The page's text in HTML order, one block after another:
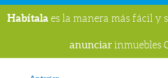
Habítala es la manera más fácil y
anunciar inmuebles
Navegador de imágenes